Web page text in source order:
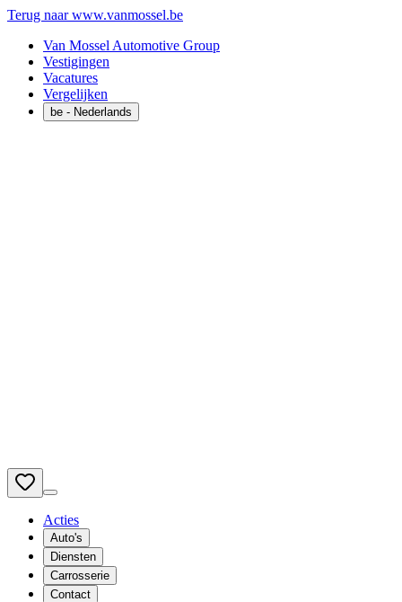
Terug naar www.vanmossel.be
Van Mossel Automotive Group
Vestigingen
Vacatures
Vergelijken
be - Nederlands
Acties
Auto's
Diensten
Carrosserie
Contact